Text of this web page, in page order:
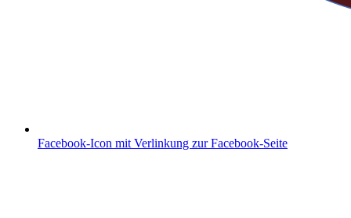
Facebook-Icon mit Verlinkung zur Facebook-Seite